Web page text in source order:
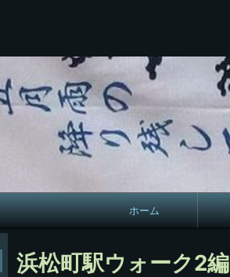
ホーム
浜松町駅ウォーク2編